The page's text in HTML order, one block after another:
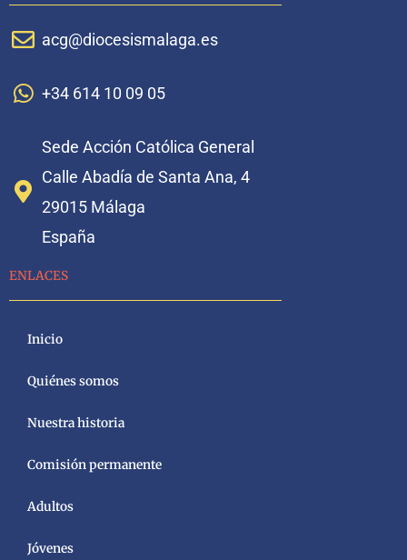
acg@diocesismalaga.es
+34 614 10 09 05
Sede Acción Católica General
Calle Abadía de Santa Ana, 4
29015 Málaga
España
ENLACES
Inicio
Quiénes somos
Nuestra historia
Comisión permanente
Adultos
Jóvenes